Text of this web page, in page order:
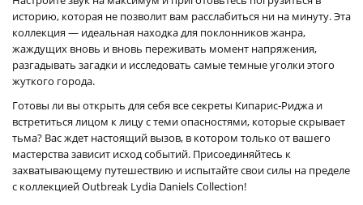
историю, которая не позволит вам расслабиться ни на минуту. Эта
коллекция — идеальная находка для поклонников жанра,
жаждущих вновь и вновь переживать момент напряжения,
разгадывать загадки и исследовать самые темные уголки этого
жуткого города.
Готовы ли вы открыть для себя все секреты Кипарис-Риджа и
встретиться лицом к лицу с теми опасностями, которые скрывает
тьма? Вас ждет настоящий вызов, в котором только от вашего
мастерства зависит исход событий. Присоединяйтесь к
захватывающему путешествию и испытайте свои силы на пределе
с коллекцией Outbreak Lydia Daniels Collection!